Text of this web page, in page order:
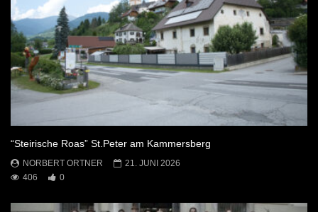
“Steirische Roas” St.Peter am Kammersberg
NORBERT ORTNER
21. JUNI 2026
406
0